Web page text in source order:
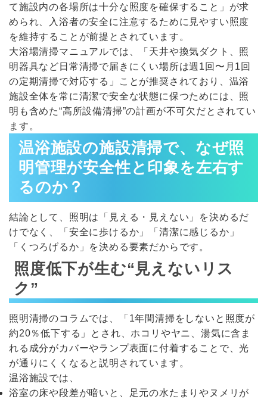
て施設内の各場所は十分な照度を確保すること」が求
められ、入浴者の安全に注意するために見やすい照度
を維持することが前提とされています。
大浴場清掃マニュアルでは、「天井や換気ダクト、照
明器具など日常清掃で届きにくい場所は週1回〜月1回
の定期清掃で対応する」ことが推奨されており、温浴
施設全体を常に清潔で安全な状態に保つためには、照
明も含めた“高所設備清掃”の計画が不可欠だとされてい
ます。
温浴施設の施設清掃で、なぜ照
明管理が安全性と印象を左右す
るのか？
結論として、照明は「見える・見えない」を決めるだ
けでなく、「安全に歩けるか」「清潔に感じるか」
「くつろげるか」を決める要素だからです。
照度低下が生む“見えないリス
ク”
照明清掃のコラムでは、「1年間清掃をしないと照度が
約20％低下する」とされ、ホコリやヤニ、湯気に含ま
れる成分がカバーやランプ表面に付着することで、光
が通りにくくなると説明されています。
温浴施設では、
浴室の床や段差が暗いと、足元の水たまりやヌメリが